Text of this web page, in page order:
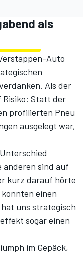
als
Auto
Als der
Risiko: Statt der
profilierten Pneu
ausgelegt war,
anderen sind auf
kurz darauf hörte
einen
uns strategisch
sogar einen
im Gepäck,